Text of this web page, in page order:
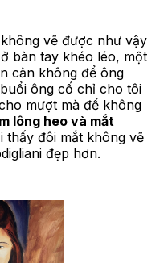
vẽ được như vậy
bàn tay khéo léo, một
cản không để ông
ông cố chỉ cho tôi
mượt mà để không
lông heo và mắt
thấy đôi mắt không vẽ
đẹp hơn.